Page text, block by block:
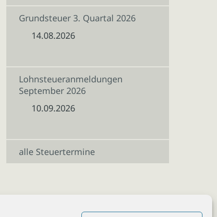
Grundsteuer 3. Quartal 2026
14.08.2026
Lohnsteueranmeldungen
September 2026
10.09.2026
alle Steuertermine